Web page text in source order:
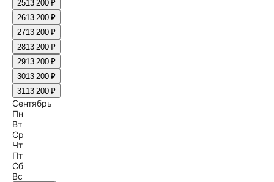
2513 200 ₽
2613 200 ₽
2713 200 ₽
2813 200 ₽
2913 200 ₽
3013 200 ₽
3113 200 ₽
Сентябрь
Пн
Вт
Ср
Чт
Пт
Сб
Вс